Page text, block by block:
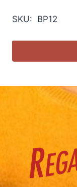
SKU: BP12